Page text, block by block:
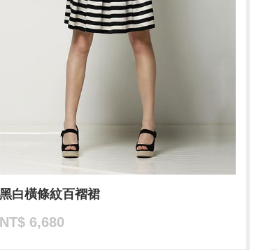
黑白橫條紋百褶裙
NT$ 6,680